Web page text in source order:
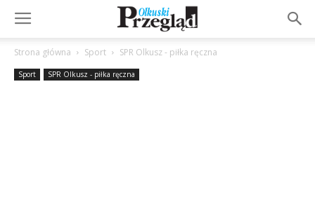
Strona główna Sport SPR Olkusz - piłka ręczna
Sport SPR Olkusz - piłka ręczna